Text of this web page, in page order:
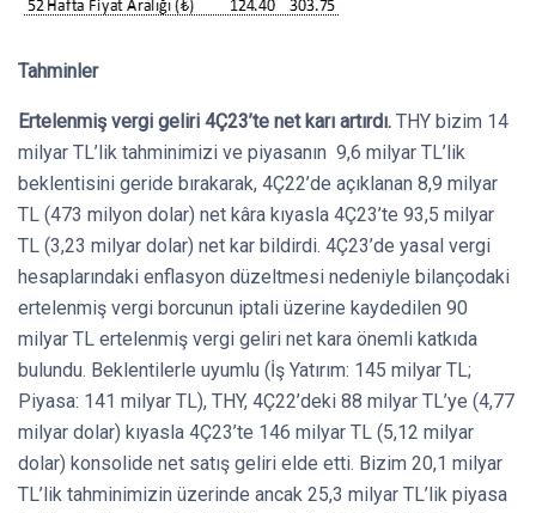
Tahminler
Ertelenmiş vergi geliri 4Ç23’te net karı artırdı. THY bizim 14
milyar TL’lik tahminimizi ve piyasanın 9,6 milyar TL’lik
beklentisini geride bırakarak, 4Ç22’de açıklanan 8,9 milyar
TL (473 milyon dolar) net kâra kıyasla 4Ç23’te 93,5 milyar
TL (3,23 milyar dolar) net kar bildirdi. 4Ç23’de yasal vergi
hesaplarındaki enflasyon düzeltmesi nedeniyle bilançodaki
ertelenmiş vergi borcunun iptali üzerine kaydedilen 90
milyar TL ertelenmiş vergi geliri net kara önemli katkıda
bulundu. Beklentilerle uyumlu (İş Yatırım: 145 milyar TL;
Piyasa: 141 milyar TL), THY, 4Ç22’deki 88 milyar TL’ye (4,77
milyar dolar) kıyasla 4Ç23’te 146 milyar TL (5,12 milyar
dolar) konsolide net satış geliri elde etti. Bizim 20,1 milyar
TL’lik tahminimizin üzerinde ancak 25,3 milyar TL’lik piyasa